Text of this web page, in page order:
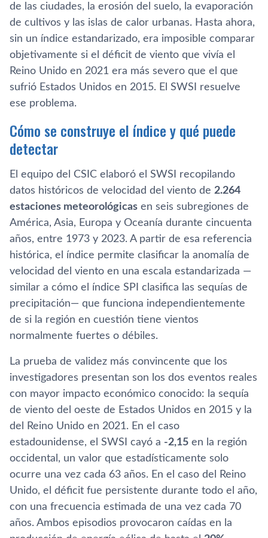
de las ciudades, la erosión del suelo, la evaporación
de cultivos y las islas de calor urbanas. Hasta ahora,
sin un índice estandarizado, era imposible comparar
objetivamente si el déficit de viento que vivía el
Reino Unido en 2021 era más severo que el que
sufrió Estados Unidos en 2015. El SWSI resuelve
ese problema.
Cómo se construye el índice y qué puede
detectar
El equipo del CSIC elaboró el SWSI recopilando
datos históricos de velocidad del viento de 2.264
estaciones meteorológicas en seis subregiones de
América, Asia, Europa y Oceanía durante cincuenta
años, entre 1973 y 2023. A partir de esa referencia
histórica, el índice permite clasificar la anomalía de
velocidad del viento en una escala estandarizada —
similar a cómo el índice SPI clasifica las sequías de
precipitación— que funciona independientemente
de si la región en cuestión tiene vientos
normalmente fuertes o débiles.
La prueba de validez más convincente que los
investigadores presentan son los dos eventos reales
con mayor impacto económico conocido: la sequía
de viento del oeste de Estados Unidos en 2015 y la
del Reino Unido en 2021. En el caso
estadounidense, el SWSI cayó a -2,15 en la región
occidental, un valor que estadísticamente solo
ocurre una vez cada 63 años. En el caso del Reino
Unido, el déficit fue persistente durante todo el año,
con una frecuencia estimada de una vez cada 70
años. Ambos episodios provocaron caídas en la